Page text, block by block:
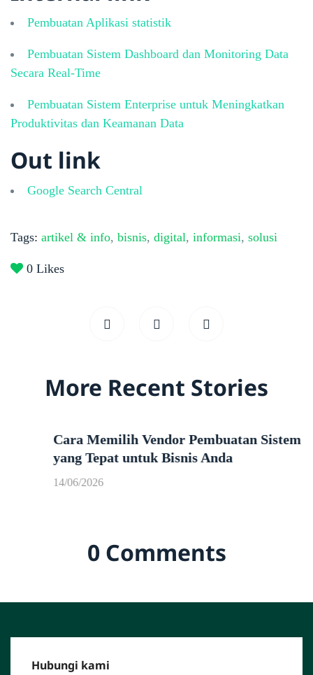
Pembuatan Aplikasi statistik
Pembuatan Sistem Dashboard dan Monitoring Data
Secara Real-Time
Pembuatan Sistem Enterprise untuk Meningkatkan
Produktivitas dan Keamanan Data
Out link
Google Search Central
Tags: artikel & info, bisnis, digital, informasi, solusi
0 Likes
More Recent Stories
Cara Memilih Vendor Pembuatan Sistem
yang Tepat untuk Bisnis Anda
14/06/2026
0 Comments
Hubungi kami